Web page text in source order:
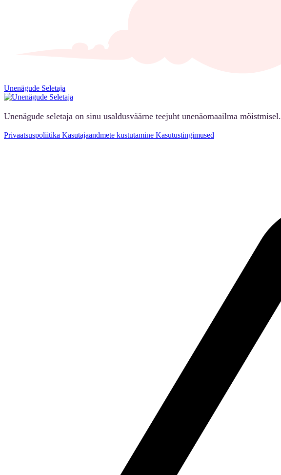
Unenägude Seletaja
Unenägude seletaja on sinu usaldusväärne teejuht unenäomaailma mõistmisel.
Privaatsuspoliitika Kasutajaandmete kustutamine Kasutustingimused